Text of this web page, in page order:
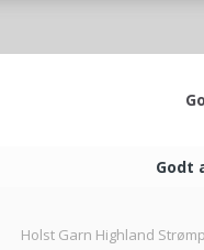
Godt
Holst Garn Highland